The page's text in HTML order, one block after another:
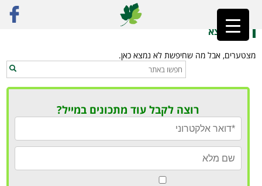
ראשי»בייגלה טבעוני
לא נמצא
מצטערים, אבל מה שחיפשת לא נמצא כאן.
רוצה לקבל עוד מתכונים במייל?